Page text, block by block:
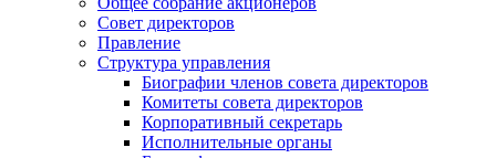
Совет директоров
Правление
Структура управления
Биографии членов совета директоров
Комитеты совета директоров
Корпоративный секретарь
Исполнительные органы